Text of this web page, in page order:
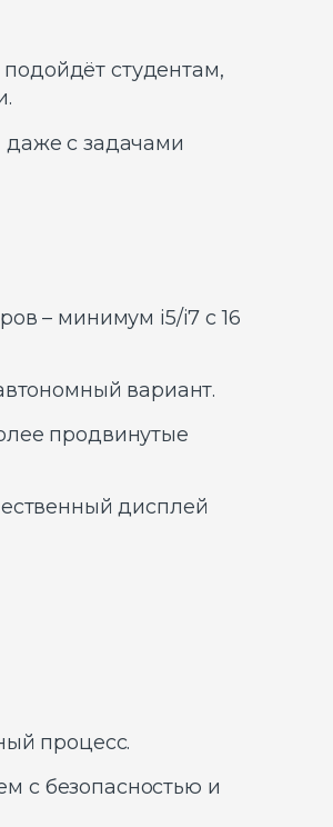
студентам,
даже с задачами
– минимум i5/i7 с 16
вариант.
продвинутые
дисплей
процесс.
с безопасностью и